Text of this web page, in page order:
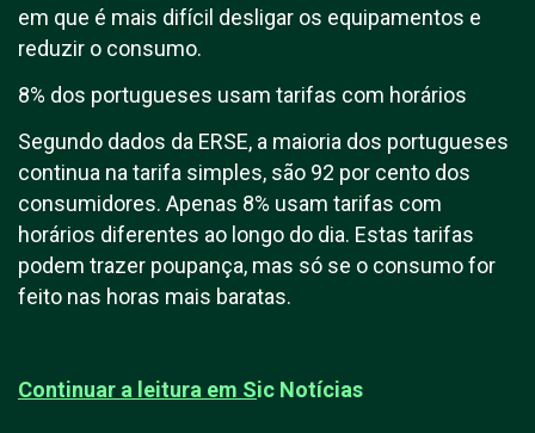
em que é mais difícil desligar os equipamentos e
reduzir o consumo.
8% dos portugueses usam tarifas com horários
Segundo dados da ERSE, a maioria dos portugueses
continua na tarifa simples, são 92 por cento dos
consumidores. Apenas 8% usam tarifas com
horários diferentes ao longo do dia. Estas tarifas
podem trazer poupança, mas só se o consumo for
feito nas horas mais baratas.
Continuar a leitura em Sic Notícias